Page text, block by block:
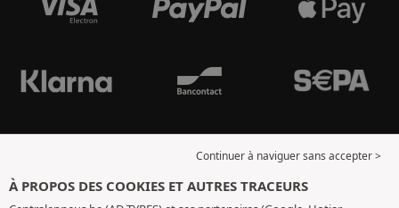
Continuer à naviguer sans accepter >
À PROPOS DES COOKIES ET AUTRES TRACEURS